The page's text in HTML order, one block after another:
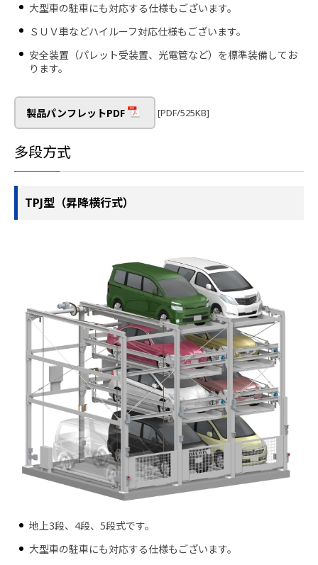
大型車の駐車にも対応する仕様もございます。
ＳＵＶ車などハイルーフ対応仕様もございます。
安全装置（パレット受装置、光電管など）を標準装備してお
ります。
製品パンフレットPDF [PDF/525KB]
多段方式
TPJ型（昇降横行式）
地上3段、4段、5段式です。
大型車の駐車にも対応する仕様もございます。